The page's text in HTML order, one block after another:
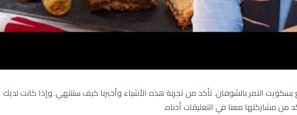
بسكويت التمر بالشوفان. تأكد من تجربة هذه الأشياء وأخبرنا كيف ستنتهي. وإذا كانت لديك
من مشاركتها معنا في التعليقات أدناه.